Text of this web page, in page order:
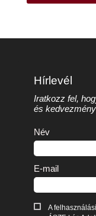
Hírlevél
Iratkozz fel,
és
Név
E-mail
A